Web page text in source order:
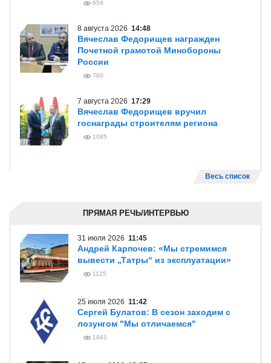
654
8 августа 2026 14:48
Вячеслав Федорищев награжден
Почетной грамотой Минобороны
России
760
7 августа 2026 17:29
Вячеслав Федорищев вручил
госнаграды строителям региона
1085
Весь список
ПРЯМАЯ РЕЧЬ/ИНТЕРВЬЮ
31 июля 2026 11:45
Андрей Карпочев: «Мы стремимся
вывести „Татры“ из эксплуатации»
1125
25 июля 2026 11:42
Сергей Булатов: В сезон заходим с
лозунгом "Мы отличаемся"
1841